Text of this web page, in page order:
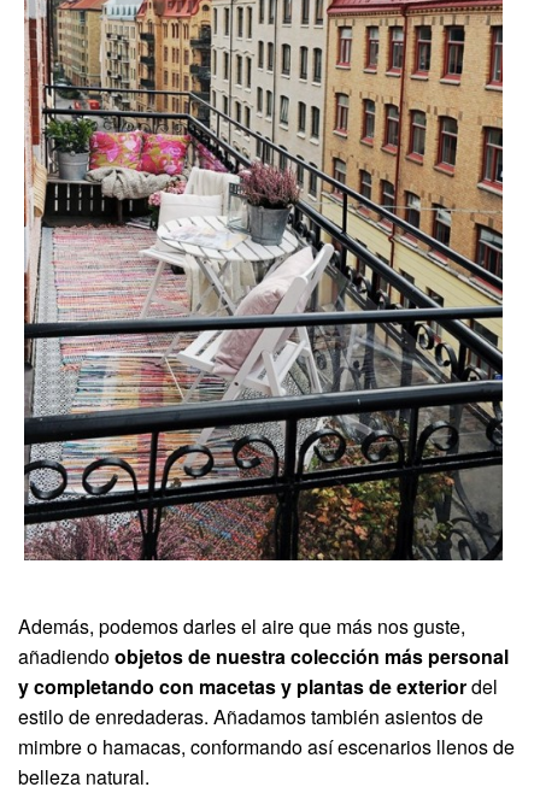
Además, podemos darles el aire que más nos guste,
añadiendo objetos de nuestra colección más personal
y completando con macetas y plantas de exteriordel
estilo de enredaderas. Añadamos también asientos de
mimbre o hamacas, conformando así escenarios llenos de
belleza natural.